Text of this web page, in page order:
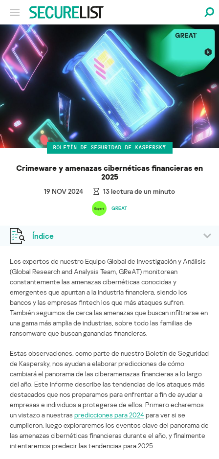
BOLETÍN DE SEGURIDAD DE KASPERSKY
Crimeware y amenazas cibernéticas financieras en
2025
19 NOV 2024 13lectura de un minuto
GREAT
Índice
Los expertos de nuestro Equipo Global de Investigación y Análisis
(Global Research and Analysis Team, GReAT) monitorean
constantemente las amenazas cibernéticas conocidas y
emergentes que apuntan a la industria financiera, siendo los
bancos y las empresas fintech los que más ataques sufren.
También seguimos de cerca las amenazas que buscan infiltrarse en
una gama más amplia de industrias, sobre todo las familias de
ransomware que buscan ganancias financieras.
Estas observaciones, como parte de nuestro Boletín de Seguridad
de Kaspersky, nos ayudan a elaborar predicciones de cómo
cambiará el panorama de las ciberamenazas financieras a lo largo
del año. Este informe describe las tendencias de los ataques más
destacados que nos preparamos para enfrentar a fin de ayudar a
empresas e individuos a protegerse de ellos. Primero echaremos
un vistazo a nuestras predicciones para 2024para ver si se
cumplieron, luego exploraremos los eventos clave del panorama de
las amenazas cibernéticas financieras durante el año, y finalmente
intentaremos predecir las tendencias para 2025.